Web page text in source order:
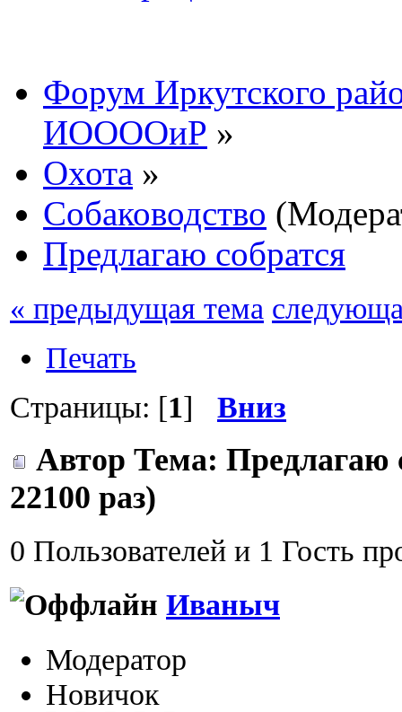
Форум Иркутского
ИООООиР »
Охота »
Собаководство
Предлагаю собратся
« предыдущая тема
Печать
Страницы: [1] Вниз
Автор Тема: Предлагаю
22100 раз)
0 Пользователей и 1 Гость
Иваныч
Модератор
Новичок